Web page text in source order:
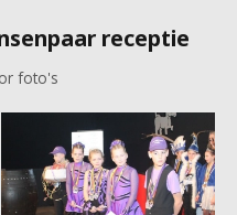
receptie
foto's